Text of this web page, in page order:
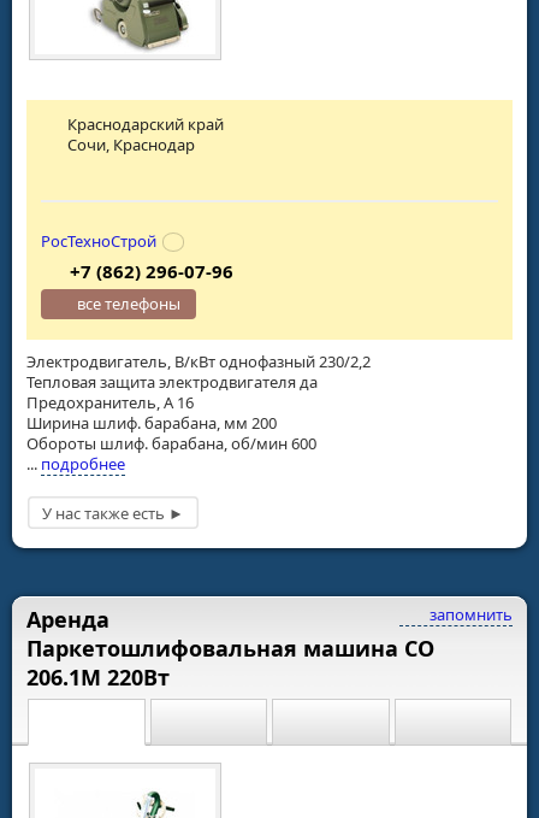
Электродвигатель, В/кВт однофазный 230/2,2
Тепловая защита электродвигателя да
Предохранитель, А 16
Ширина шлиф. барабана, мм 200
Обороты шлиф. барабана, об/мин 600
... подробнее
Краснодарский край
Сочи, Краснодар
РосТехноСтрой
+7 (862) 296-07-96
все телефоны
запомнить
Аренда
Паркетошлифовальная машина СО
206.1М 220Вт